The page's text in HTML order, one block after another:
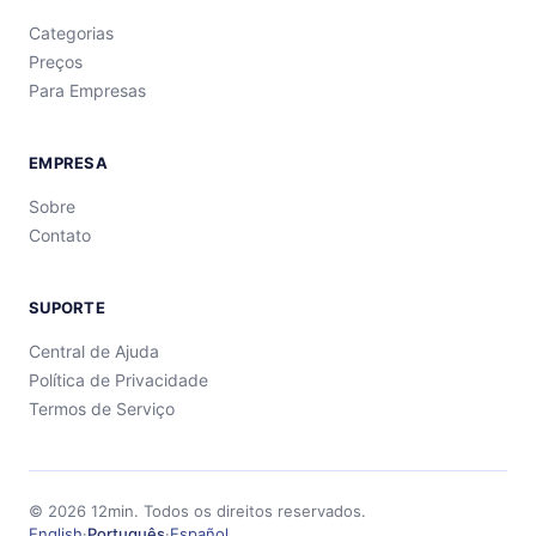
Categorias
Preços
Para Empresas
EMPRESA
Sobre
Contato
SUPORTE
Central de Ajuda
Política de Privacidade
Termos de Serviço
© 2026 12min. Todos os direitos reservados.